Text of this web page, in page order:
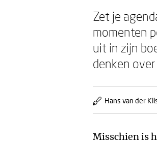
Zet je
momenten
uit in zijn
denken
Hans van der
Misschien is